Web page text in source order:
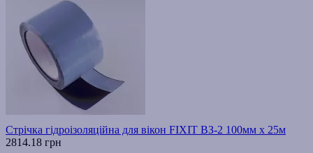
Стрічка гідроізоляційна для вікон FIXIT ВЗ-2 100мм х 25м
2814.18 грн